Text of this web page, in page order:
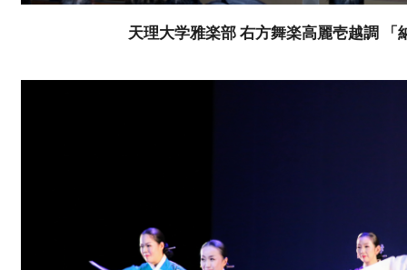
天理大学雅楽部 右方舞楽高麗壱越調 「